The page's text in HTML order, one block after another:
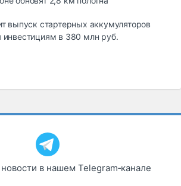
выпуск стартерных аккумуляторов
инвестициям в 380 млн руб.
в нашем Telegram‑канале